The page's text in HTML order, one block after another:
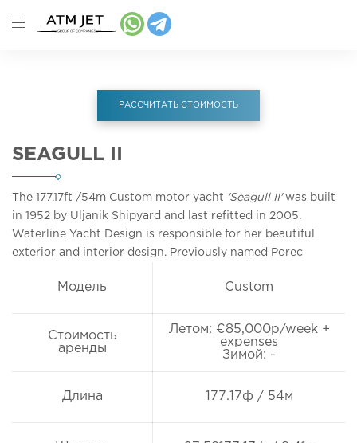
РАССЧИТАТЬ СТОИМОСТЬ
SEAGULL II
The 177.17ft /54m Custom motor yacht 'Seagull II'was built
in 1952 by Uljanik Shipyard and last refitted in 2005.
Waterline Yacht Design is responsible for her beautiful
exterior and interior design. Previously named Porec
Модель Custom
Стоимость
аренды
Летом: €85,000p/week +
expenses
Зимой: -
Длина 177.17ф / 54м